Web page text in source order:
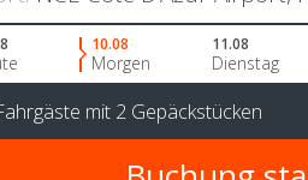
10.08
Morgen
11.08
Dienstag
mit 2 Gepäckstücken